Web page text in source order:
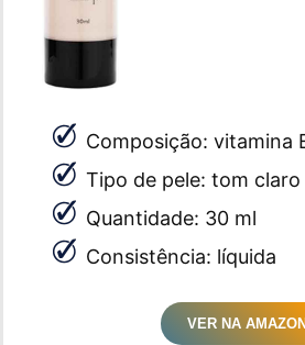
Composição: vitamina
Tipo de pele: tom claro
Quantidade: 30 ml
Consistência: líquida
VER NA AMAZON